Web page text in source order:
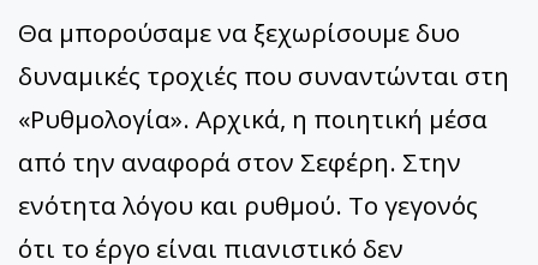
Θα μπορούσαμε να ξεχωρίσουμε δυο
δυναμικές τροχιές που συναντώνται στη
«Ρυθμολογία». Αρχικά, η ποιητική μέσα
από την αναφορά στον Σεφέρη. Στην
ενότητα λόγου και ρυθμού. Το γεγονός
ότι το έργο είναι πιανιστικό δεν